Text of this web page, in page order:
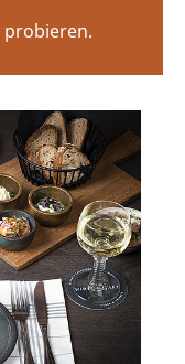
probieren.